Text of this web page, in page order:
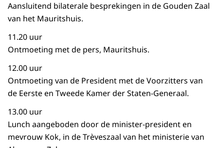
Aansluitend bilaterale besprekingen in de Gouden Zaal
van het Mauritshuis.
11.20 uur
Ontmoeting met de pers, Mauritshuis.
12.00 uur
Ontmoeting van de President met de Voorzitters van
de Eerste en Tweede Kamer der Staten-Generaal.
13.00 uur
Lunch aangeboden door de minister-president en
mevrouw Kok, in de Trèveszaal van het ministerie van